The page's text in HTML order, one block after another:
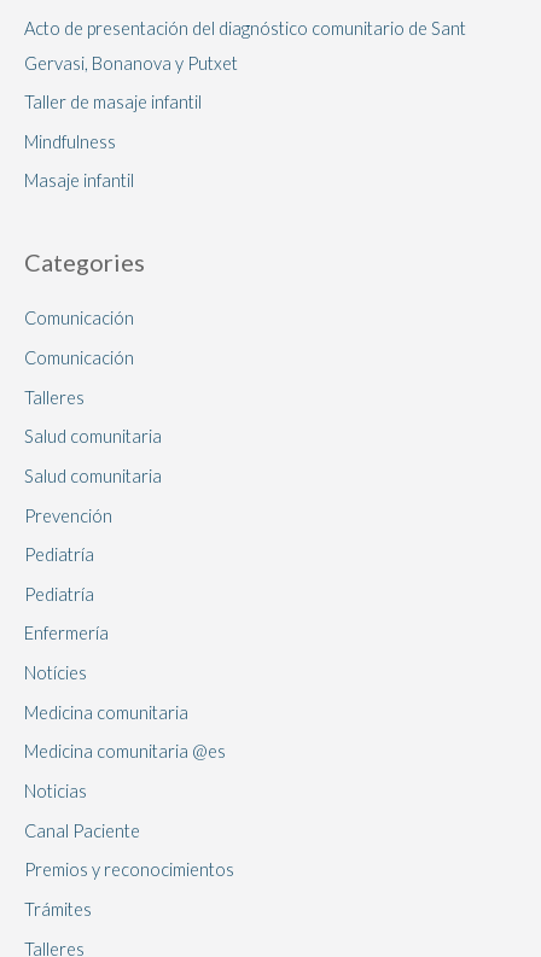
Acto de presentación del diagnóstico comunitario de Sant
Gervasi, Bonanova y Putxet
Taller de masaje infantil
Mindfulness
Masaje infantil
Categories
Comunicación
Comunicación
Talleres
Salud comunitaria
Salud comunitaria
Prevención
Pediatría
Pediatría
Enfermería
Notícies
Medicina comunitaria
Medicina comunitaria @es
Noticias
Canal Paciente
Premios y reconocimientos
Trámites
Talleres